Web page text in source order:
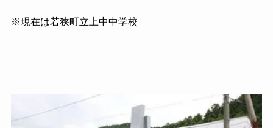
※現在は若狭町立上中中学校